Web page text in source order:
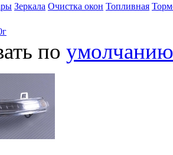
Зеркала Очистка окон Топливная
по умолчанию